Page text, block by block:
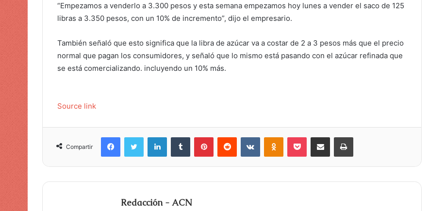
ó
n
i
“Empezamos a venderlo a 3.300 pesos y esta semana empezamos hoy lunes a vender el saco de 125
libras a 3.350 pesos, con un 10% de incremento”, dijo el empresario.
También señaló que esto significa que la libra de azúcar va a costar de 2 a 3 pesos más que el precio
normal que pagan los consumidores, y señaló que lo mismo está pasando con el azúcar refinada que
se está comercializando. incluyendo un 10% más.
Source link
Compartir
Redacción - ACN